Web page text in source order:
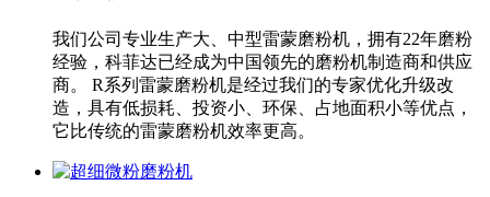
我们公司专业生产大、中型雷蒙磨粉机，拥有22年磨粉
经验，科菲达已经成为中国领先的磨粉机制造商和供应
商。 R系列雷蒙磨粉机是经过我们的专家优化升级改
造，具有低损耗、投资小、环保、占地面积小等优点，
它比传统的雷蒙磨粉机效率更高。